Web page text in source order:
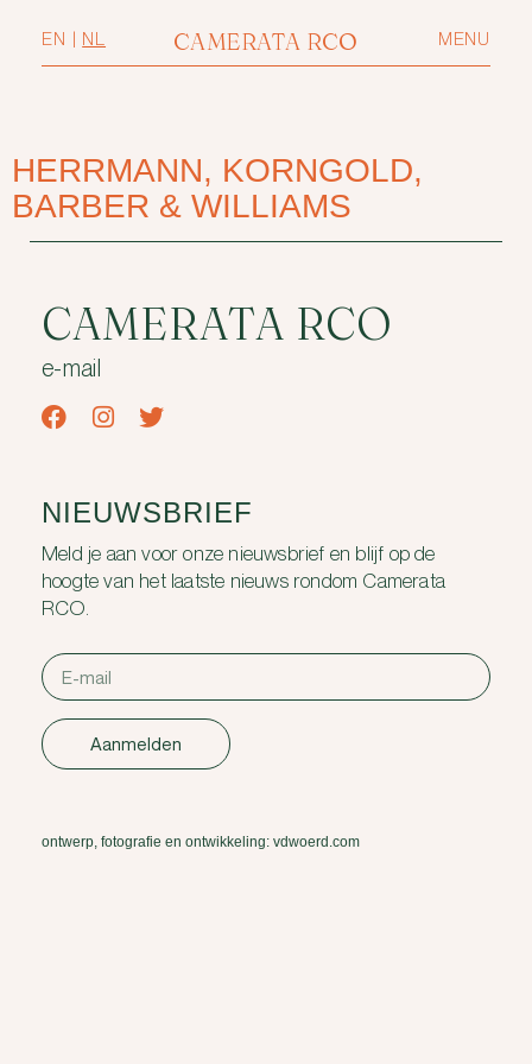
CAMERATA RCO
EN NL MENU
HERRMANN, KORNGOLD,
BARBER & WILLIAMS
CAMERATA RCO
e-mail
NIEUWSBRIEF
Meld je aan voor onze nieuwsbrief en blijf op de
hoogte van het laatste nieuws rondom Camerata
RCO.
Aanmelden
ontwerp, fotografie en ontwikkeling: vdwoerd.com